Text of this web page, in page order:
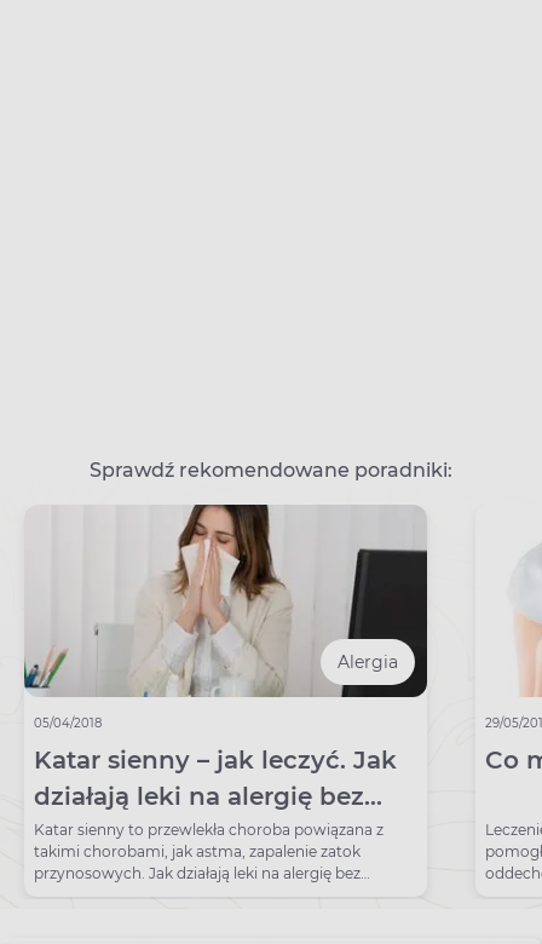
Sprawdź rekomendowane poradniki:
Alergia
05/04/2018
Katar sienny – jak leczyć. Jak
działają leki na alergię bez
recepty?
Katar sienny to przewlekła choroba powiązana z
takimi chorobami, jak astma, zapalenie zatok
przynosowych. Jak działają leki na alergię bez
recepty?
29/05/
Co